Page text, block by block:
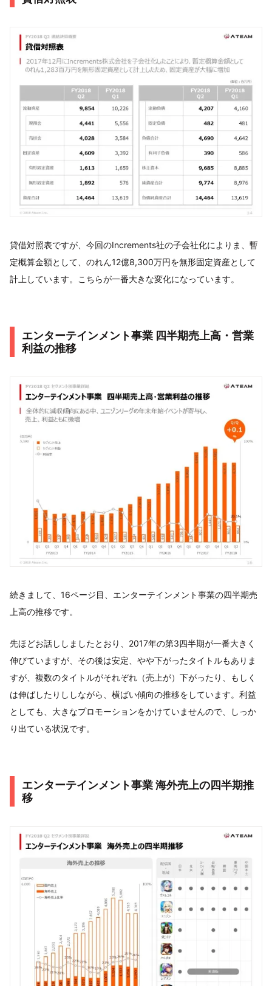
貸借対照表ですが、今回のIncrements社の子会社化によりま、暫
定概算金額として、のれん12億8,300万円を無形固定資産として
計上しています。こちらが一番大きな変化になっています。
エンターテインメント事業 四半期売上高・営業
利益の推移
続きまして、16ページ目、エンターテインメント事業の四半期売
上高の推移です。
先ほどお話ししましたとおり、2017年の第3四半期が一番大きく
伸びていますが、その後は安定、やや下がったタイトルもありま
すが、複数のタイトルがそれぞれ（売上が）下がったり、もしく
は伸ばしたりししながら、横ばい傾向の推移をしています。利益
としても、大きなプロモーションをかけていませんので、しっか
り出ている状況です。
エンターテインメント事業 海外売上の四半期推
移